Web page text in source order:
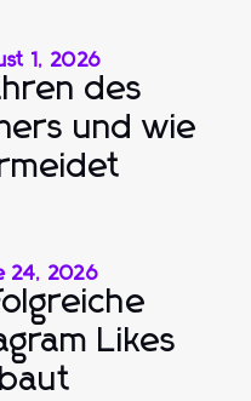
1, 2026
des
und wie
24, 2026
Likes